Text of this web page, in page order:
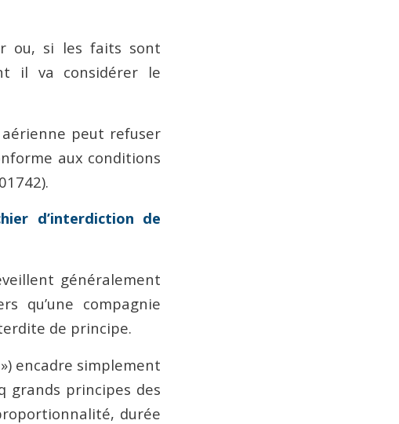
ou, si les faits sont
il va considérer le
peut refuser
aux conditions
d’interdiction de
généralement
qu’une compagnie
de principe.
encadre simplement
grands principes des
durée